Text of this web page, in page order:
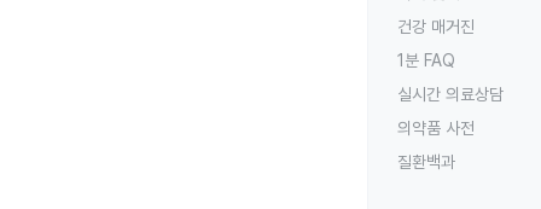
건강 매거진
1분 FAQ
실시간 의료상담
의약품 사전
질환백과